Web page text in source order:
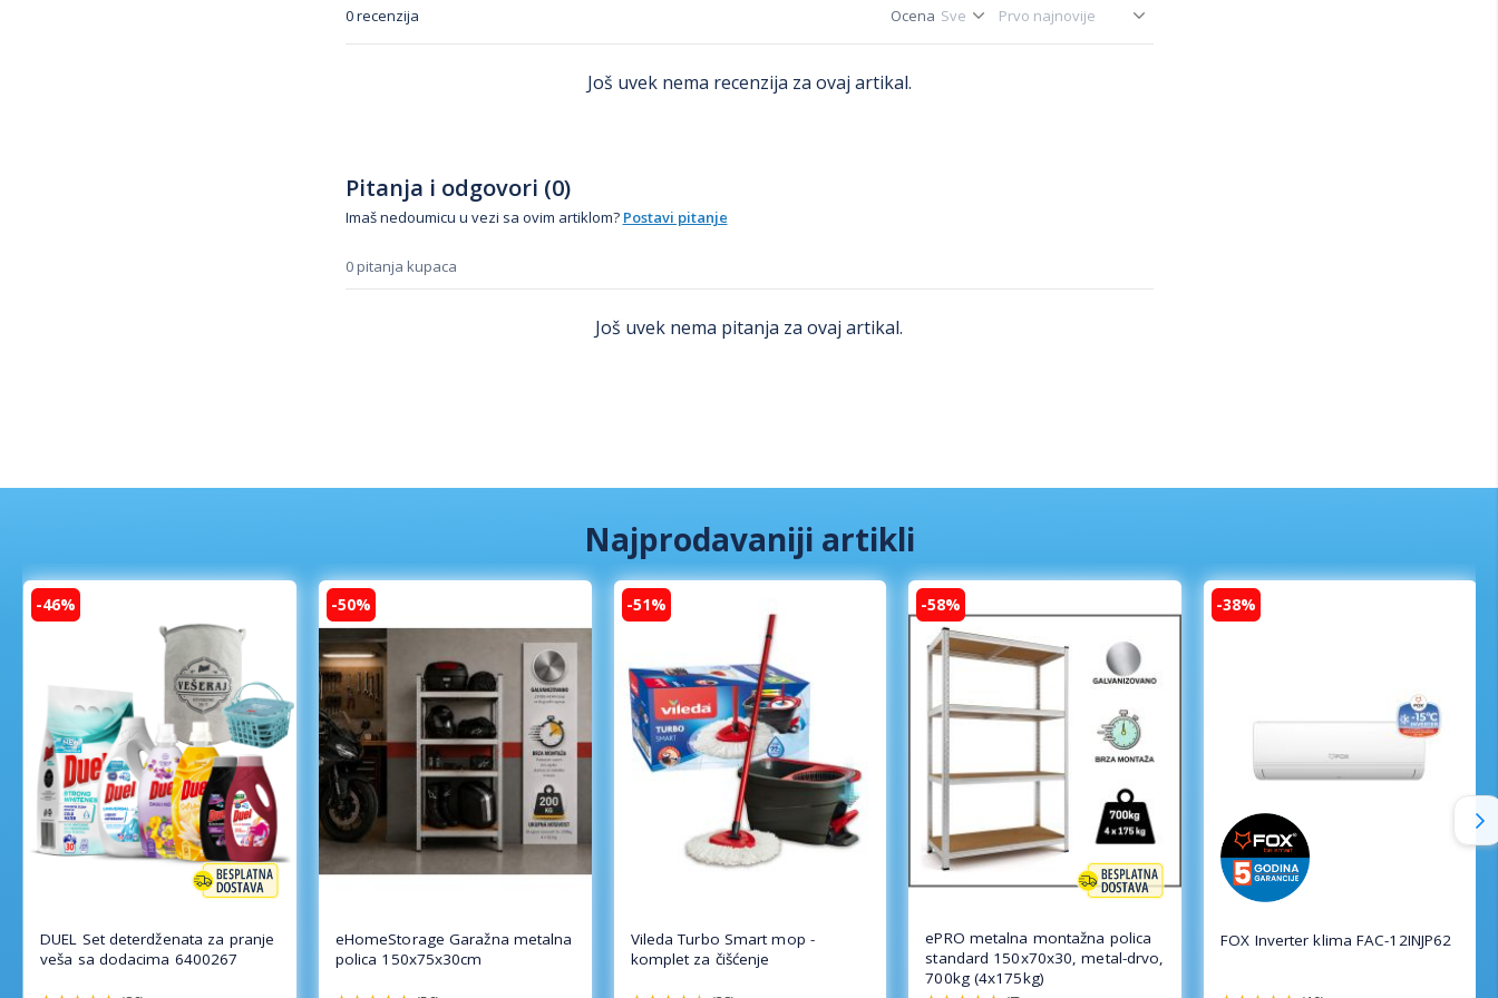
0 recenzija Ocena
Još uvek nema recenzija za ovaj artikal.
Pitanja i odgovori (0)
Imaš nedoumicu u vezi sa ovim artiklom? Postavi pitanje
0 pitanja kupaca
Još uvek nema pitanja za ovaj artikal.
Najprodavaniji artikli
-46%
DUEL Set deterdženata za pranje
veša sa dodacima 6400267
-50%
eHomeStorage Garažna metalna
polica 150x75x30cm
-51%
Vileda Turbo Smart mop -
komplet za čišćenje
-58%
ePRO metalna montažna polica
standard 150x70x30, metal-drvo,
700kg (4x175kg)
-38%
FOX Inverter klima FAC-12INJP62